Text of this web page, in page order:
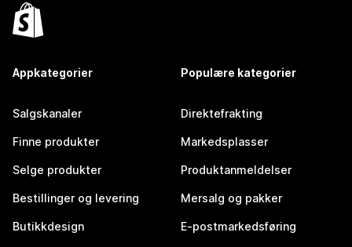
Appkategorier
Salgskanaler
Finne produkter
Selge produkter
Bestillinger og levering
Butikkdesign
Populære kategorier
Direktefrakting
Markedsplasser
Produktanmeldelser
Mersalg og pakker
E-postmarkedsføring